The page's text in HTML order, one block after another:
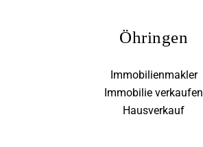
Öhringen
Immobilienmakler
Immobilie verkaufen
Hausverkauf